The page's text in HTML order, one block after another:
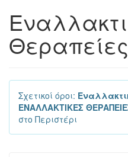
Σχετικοί όροι:
ΕΝΑΛΛΑΚΤΙΚΕΣ
στο Περιστέρι